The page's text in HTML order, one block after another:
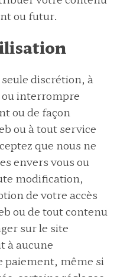
ou futur.
discrétion, à
interrompre
ou de façon
ou à tout service
que nous ne
envers vous ou
modification,
de votre accès
ou de tout contenu
sur le site
à aucune
paiement, même si